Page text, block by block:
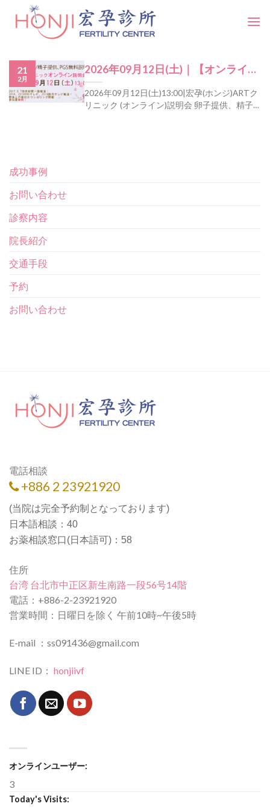
成功事例
お問い合わせ
診察内容
院長紹介
交通手段
予約
お問い合わせ
2026年09月12日(土)｜【オンライ
ン】ホンジクリニック 東京無料説明
会 卵子提供、精子提供、PGS検査
2026年09月12日(土)13:00|宏孕(ホンジ)ARTク
リニック (オンライン)説明会 卵子提供、精子
21
2月
電話相談
+886 2 23921920
(当院は完全予約制となっております)
日本語相談：40
お薬相談窓口(日本語可)：58
住所
台湾 台北市中正区新生南路一段56号14階
電話：+886-2-23921920
営業時間：日曜日を除く 午前10時~午後5時
E-mail ：ss091436@gmail.com
LINE ID： honjiivf
オンラインユーザー:
3
Today's Visits: